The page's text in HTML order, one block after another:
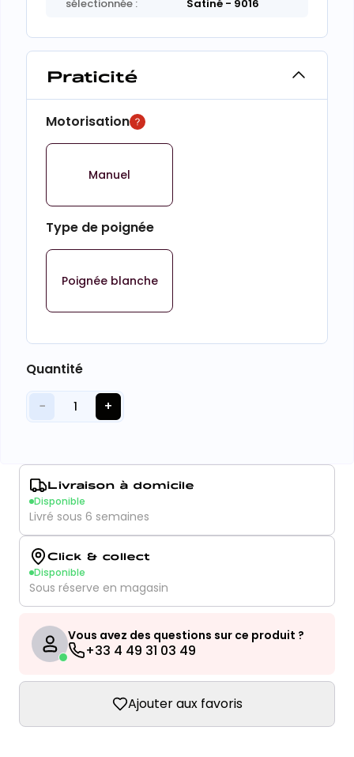
sélectionnée :
Satiné - 9016
Praticité
Motorisation
Manuel
Type de poignée
Poignée blanche
Quantité
− 1 +
Livraison à domicile
Disponible
Livré sous 6 semaines
Click & collect
Disponible
Sous réserve en magasin
Vous avez des questions sur ce produit ?
+33 4 49 31 03 49
Ajouter aux favoris